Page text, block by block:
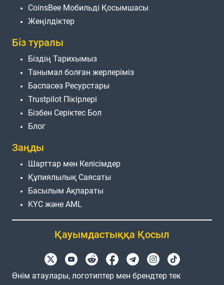
CoinsBee Мобильді Қосымшасы
Жеңілдіктер
Біз туралы
Біздің Тарихымыз
Танымал болған жерлеріміз
Баспасөз Ресурстары
Trustpilot Пікірлері
Бізбен Серіктес Бол
Блог
Заңды
Шарттар мен Келісімдер
Құпиялылық Саясаты
Басылым Ақпараты
KYC және AML
Қауымдастыққа Қосыл
Өнім атаулары, логотиптер мен брендтер тек